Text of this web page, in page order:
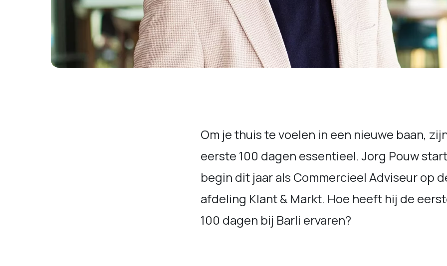
Om je thuis te voelen in een nieuwe baan,
eerste 100 dagen essentieel. Jorg Pouw
begin dit jaar als Commercieel Adviseur op
afdeling Klant & Markt. Hoe heeft hij de
100 dagen bij Barli ervaren?